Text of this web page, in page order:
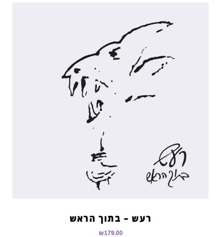
רעש – בתוך הראש
₪179.00